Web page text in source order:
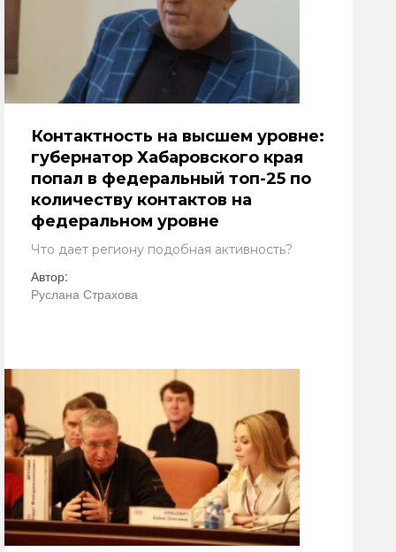
Контактность на высшем уровне:
губернатор Хабаровского края
попал в федеральный топ-25 по
количеству контактов на
федеральном уровне
Что дает региону подобная активность?
Автор:
Руслана Страхова